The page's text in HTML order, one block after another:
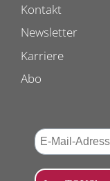
Kontakt
Newsletter
Karriere
Abo